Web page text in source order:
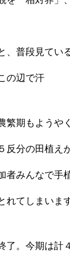
普段見てい
の辺で汗
繁期もようや
分の田植え
みんなで手
れてしまいます
。今期は計